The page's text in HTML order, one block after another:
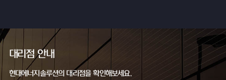
대리점 안내
현대에너지솔루션의 대리점을 확인해보세요.